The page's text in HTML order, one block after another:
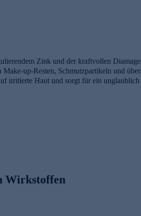
Zink und der kraftvollen
up-Resten, Schmutzpartikeln und
irritierte Haut und sorgt für ein
Wirkstoffen